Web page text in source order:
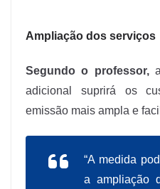
Ampliação dos serviços
Segundo o professor,a
adicional suprirá os
emissão mais ampla e
“A medida
a ampliação